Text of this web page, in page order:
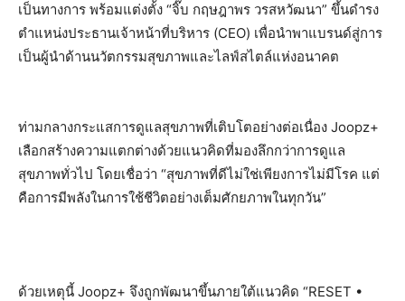
เป็นทางการ พร้อมแต่งตั้ง “จิ๊บ กฤษฎาพร วรสหวัฒนา” ขึ้นดำรง
ตำแหน่งประธานเจ้าหน้าที่บริหาร (CEO) เพื่อนำพาแบรนด์สู่การ
เป็นผู้นำด้านนวัตกรรมสุขภาพและไลฟ์สไตล์แห่งอนาคต
ท่ามกลางกระแสการดูแลสุขภาพที่เติบโตอย่างต่อเนื่อง Joopz+
เลือกสร้างความแตกต่างด้วยแนวคิดที่มองลึกกว่าการดูแล
สุขภาพทั่วไป โดยเชื่อว่า “สุขภาพที่ดีไม่ใช่เพียงการไม่มีโรค แต่
คือการมีพลังในการใช้ชีวิตอย่างเต็มศักยภาพในทุกวัน”
ด้วยเหตุนี้ Joopz+ จึงถูกพัฒนาขึ้นภายใต้แนวคิด “RESET •